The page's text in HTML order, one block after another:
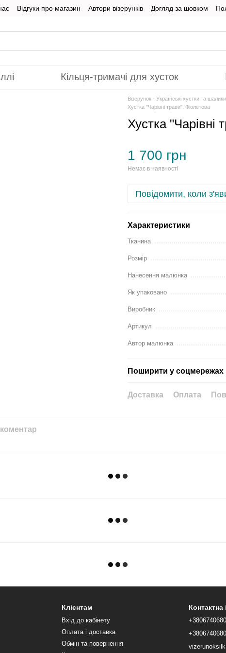
Відгуки про магазин Автори візерунків Догляд за шовком
Кільця-тримачі для хусток
Візерунок - Українські хустки та
Хустка "Чарівні трави". Фіолетова
Хустка "Чарівні
1 700 грн
Немає в наявності
Повідомити, коли
Характеристики
Тканина
Розмір
Нанесення малюнка
Як упаковано
Виробник
Артикул
Автор малюнка
Поширити у соцмережах
Доставка Оплата
Клієнтам
Вхід до кабінету
Оплата і доставка
Обмін та повернення
Контактна